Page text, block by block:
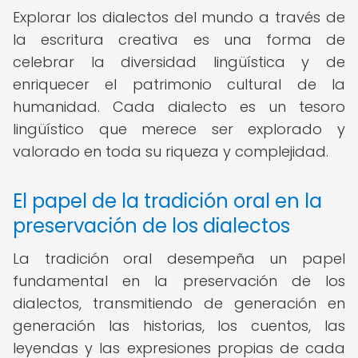
Explorar los dialectos del mundo a través de
la escritura creativa es una forma de
celebrar la diversidad lingüística y de
enriquecer el patrimonio cultural de la
humanidad. Cada dialecto es un tesoro
lingüístico que merece ser explorado y
valorado en toda su riqueza y complejidad.
El papel de la tradición oral en la
preservación de los dialectos
La tradición oral desempeña un papel
fundamental en la preservación de los
dialectos, transmitiendo de generación en
generación las historias, los cuentos, las
leyendas y las expresiones propias de cada